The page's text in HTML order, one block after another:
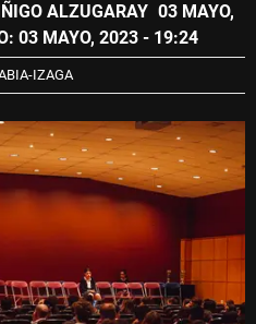
ALZUGARAY 03 MAYO,
03 MAYO, 2023 - 19:24
IZAGA